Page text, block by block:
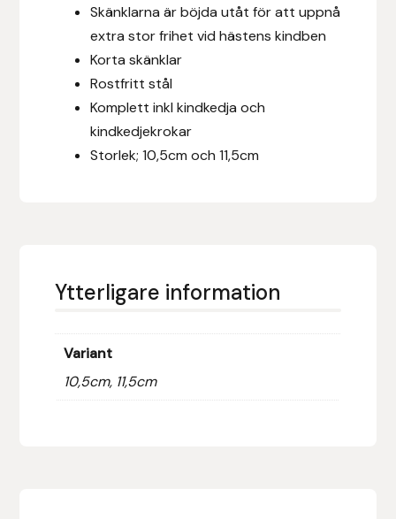
Skänklarna är böjda utåt för att uppnå
extra stor frihet vid hästens kindben
Korta skänklar
Rostfritt stål
Komplett inkl kindkedja och
kindkedjekrokar
Storlek; 10,5cm och 11,5cm
Ytterligare information
Variant
10,5cm, 11,5cm
EQUES | KINGSLAND
Equipage
Eric LeTixerant
Fákur Rideudstyr